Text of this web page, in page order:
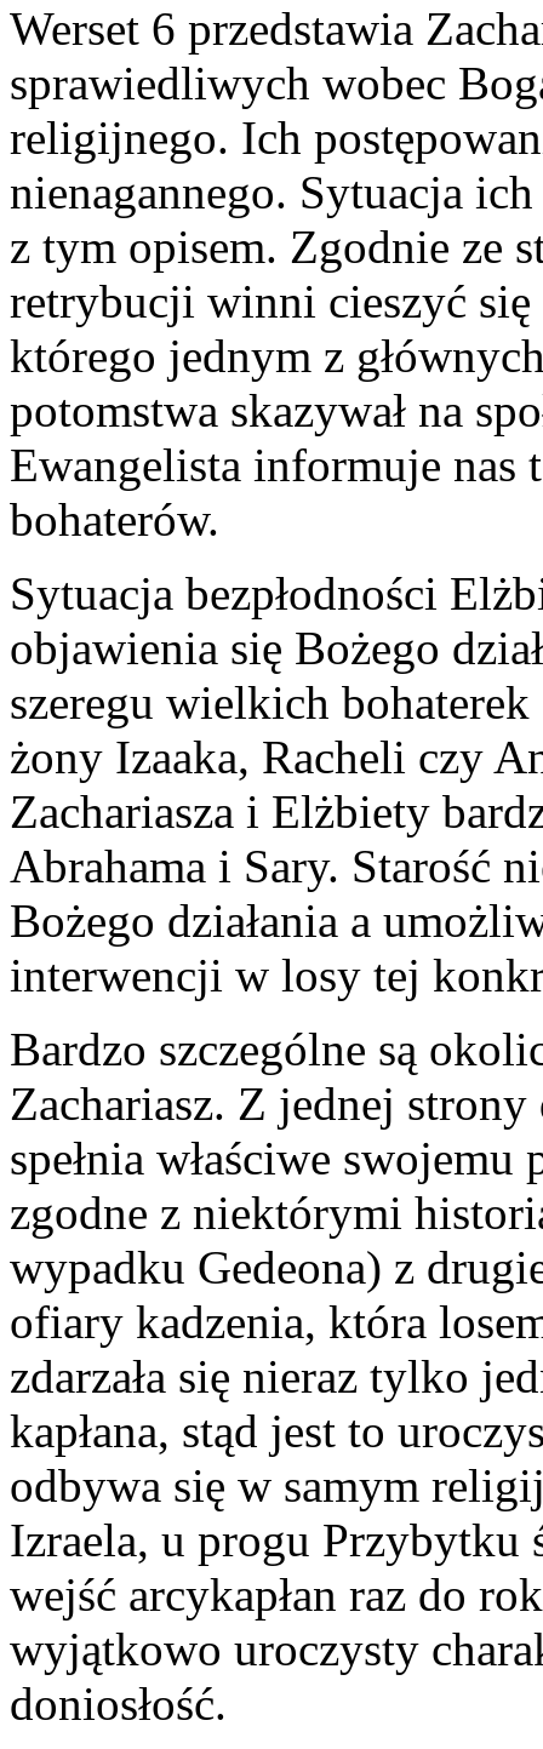
Werset 6 przedstawia
sprawiedliwych wobec
religijnego. Ich
nienagannego. Sytuacja
z tym opisem. Zgodnie ze
retrybucji winni cieszyć się
którego jednym z
potomstwa skazywał na
Ewangelista informuje nas
bohaterów.
Sytuacja bezpłodności
objawienia się Bożego
szeregu wielkich
żony Izaaka, Racheli czy
Zachariasza i Elżbiety
Abrahama i Sary. Starość
Bożego działania a
interwencji w losy tej
Bardzo szczególne są
Zachariasz. Z jednej
spełnia właściwe
zgodne z niektórymi
wypadku Gedeona) z
ofiary kadzenia, która
zdarzała się nieraz tylko
kapłana, stąd jest to
odbywa się w samym
Izraela, u progu
wejść arcykapłan raz do
wyjątkowo uroczysty
doniosłość.